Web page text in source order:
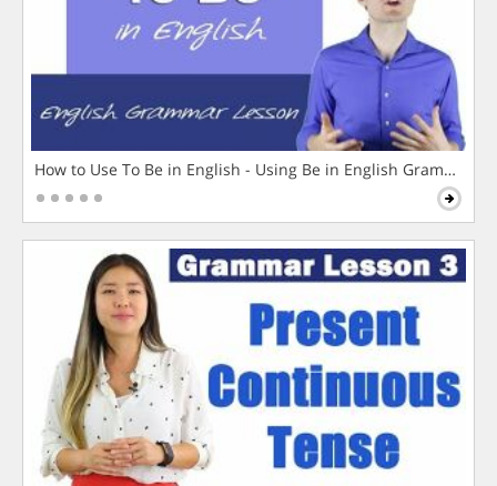
How to Use To Be in English - Using Be in English Grammar